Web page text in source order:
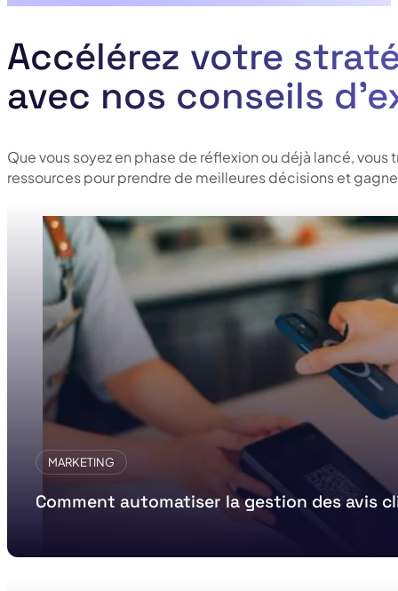
Accélérez votre
avec nos conseils
Que vous soyez en phase de réflexion ou déjà lancé, vous
ressources pour prendre de meilleures décisions et
MARKETING
Comment automatiser la gestion des avis